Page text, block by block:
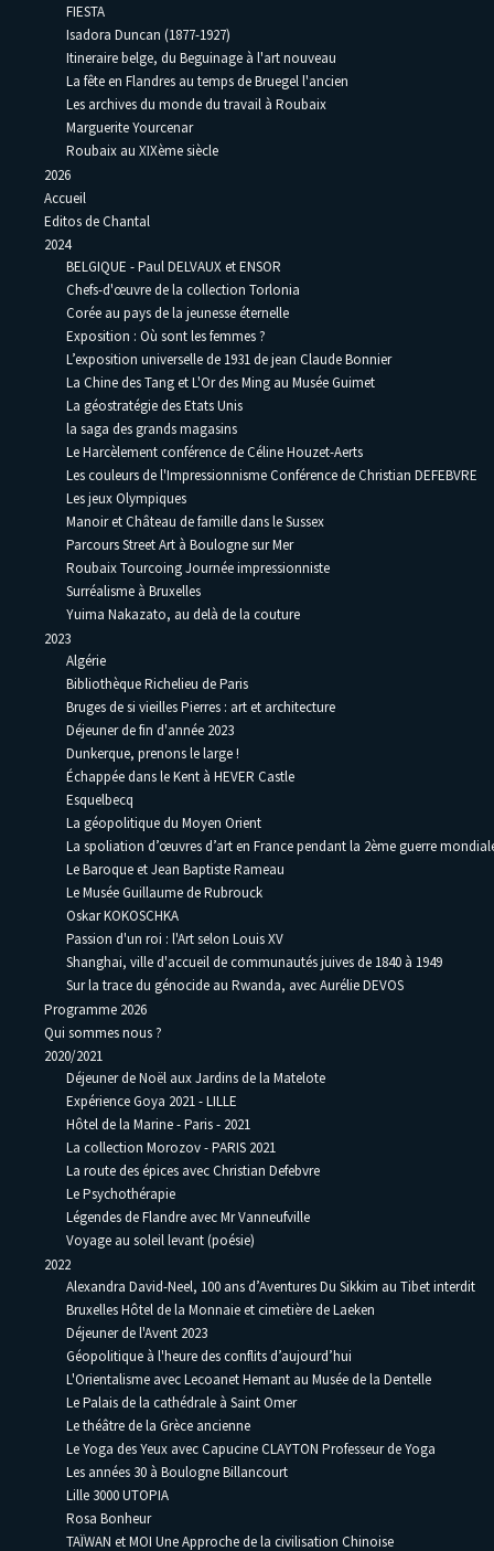
FIESTA
Isadora Duncan (1877-1927)
Itineraire belge, du Beguinage à l'art nouveau
La fête en Flandres au temps de Bruegel l'ancien
Les archives du monde du travail à Roubaix
Marguerite Yourcenar
Roubaix au XIXème siècle
2026
Accueil
Editos de Chantal
2024
BELGIQUE - Paul DELVAUX et ENSOR
Chefs-d'œuvre de la collection Torlonia
Corée au pays de la jeunesse éternelle
Exposition : Où sont les femmes ?
L’exposition universelle de 1931 de jean Claude Bonnier
La Chine des Tang et L'Or des Ming au Musée Guimet
La géostratégie des Etats Unis
la saga des grands magasins
Le Harcèlement conférence de Céline Houzet-Aerts
Les couleurs de l'Impressionnisme Conférence de Christian DEFEBVRE
Les jeux Olympiques
Manoir et Château de famille dans le Sussex
Parcours Street Art à Boulogne sur Mer
Roubaix Tourcoing Journée impressionniste
Surréalisme à Bruxelles
Yuima Nakazato, au delà de la couture
2023
Algérie
Bibliothèque Richelieu de Paris
Bruges de si vieilles Pierres : art et architecture
Déjeuner de fin d'année 2023
Dunkerque, prenons le large !
Échappée dans le Kent à HEVER Castle
Esquelbecq
La géopolitique du Moyen Orient
La spoliation d’œuvres d’art en France pendant la 2ème guerre
Le Baroque et Jean Baptiste Rameau
Le Musée Guillaume de Rubrouck
Oskar KOKOSCHKA
Passion d'un roi : l'Art selon Louis XV
Shanghai, ville d'accueil de communautés juives de 1840 à 1949
Sur la trace du génocide au Rwanda, avec Aurélie DEVOS
Programme 2026
Qui sommes nous ?
2020/2021
Déjeuner de Noël aux Jardins de la Matelote
Expérience Goya 2021 - LILLE
Hôtel de la Marine - Paris - 2021
La collection Morozov - PARIS 2021
La route des épices avec Christian Defebvre
Le Psychothérapie
Légendes de Flandre avec Mr Vanneufville
Voyage au soleil levant (poésie)
2022
Alexandra David-Neel, 100 ans d’Aventures Du Sikkim au Tibet interdit
Bruxelles Hôtel de la Monnaie et cimetière de Laeken
Déjeuner de l'Avent 2023
Géopolitique à l'heure des conflits d’aujourd’hui
L'Orientalisme avec Lecoanet Hemant au Musée de la Dentelle
Le Palais de la cathédrale à Saint Omer
Le théâtre de la Grèce ancienne
Le Yoga des Yeux avec Capucine CLAYTON Professeur de Yoga
Les années 30 à Boulogne Billancourt
Lille 3000 UTOPIA
Rosa Bonheur
TAÏWAN et MOI Une Approche de la civilisation Chinoise